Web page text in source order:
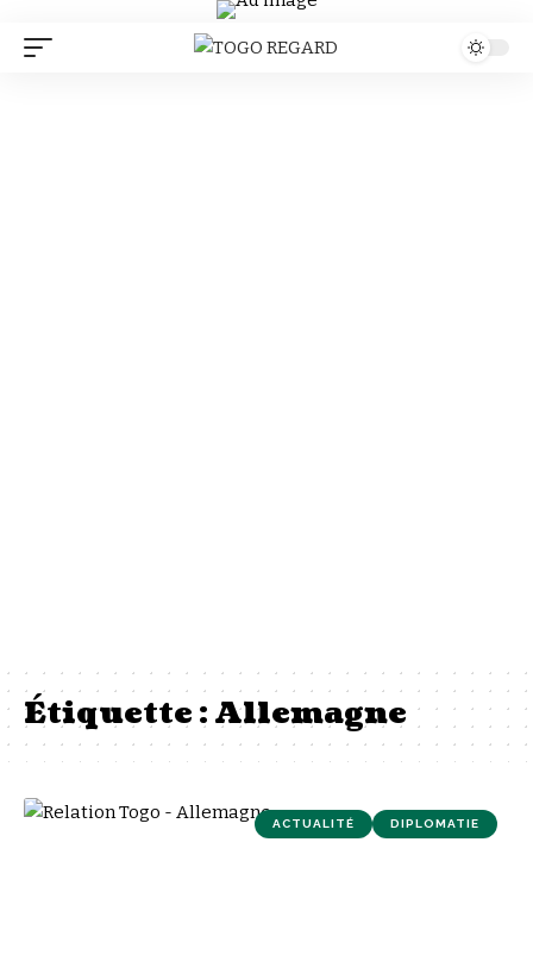
Étiquette :Allemagne
ACTUALITÉ DIPLOMATIE